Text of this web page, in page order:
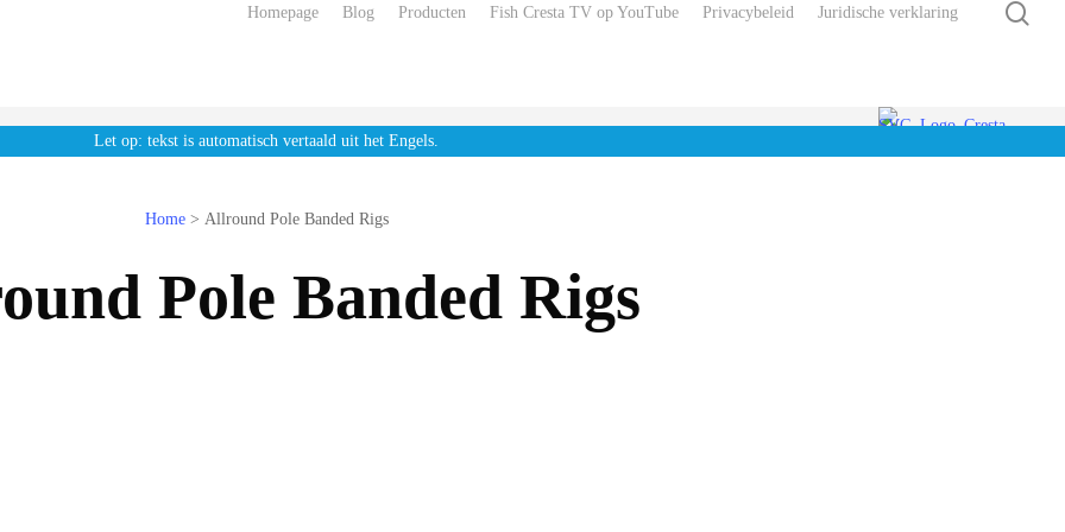
Homepage Blog Producten Fish Cresta TV op YouTube Privacybeleid Juridische verklaring
Let op: tekst is automatisch vertaald uit het Engels.
Home> Allround Pole Banded Rigs
Pole Banded Rigs